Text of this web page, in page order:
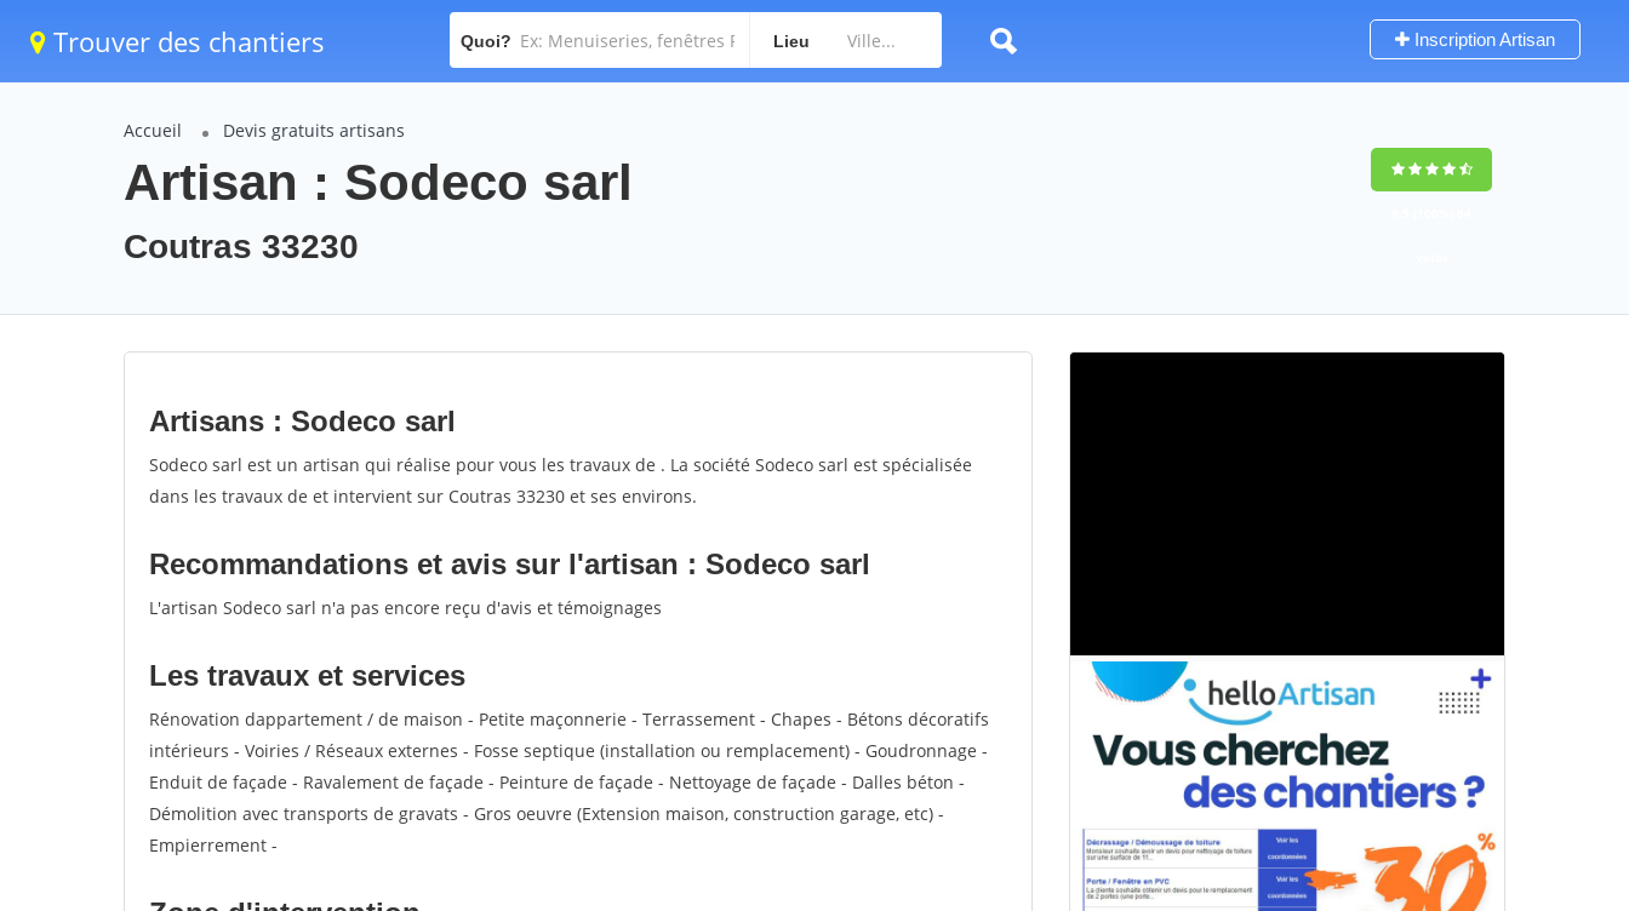
Trouver des chantiers Quoi? Lieu Inscription Artisan
Accueil Devis gratuits artisans
Artisan : Sodeco sarl
Coutras 33230
Artisans : Sodeco sarl
Sodeco sarl est un artisan qui réalise pour vous les travaux de . La société Sodeco sarl est spécialisée
dans les travaux de et intervient sur Coutras 33230 et ses environs.
Recommandations et avis sur l'artisan : Sodeco sarl
L'artisan Sodeco sarl n'a pas encore reçu d'avis et témoignages
Les travaux et services
Rénovation dappartement / de maison - Petite maçonnerie - Terrassement - Chapes - Bétons décoratifs
intérieurs - Voiries / Réseaux externes - Fosse septique (installation ou remplacement) - Goudronnage -
Enduit de façade - Ravalement de façade - Peinture de façade - Nettoyage de façade - Dalles béton -
Démolition avec transports de gravats - Gros oeuvre (Extension maison, construction garage, etc) -
Empierrement -